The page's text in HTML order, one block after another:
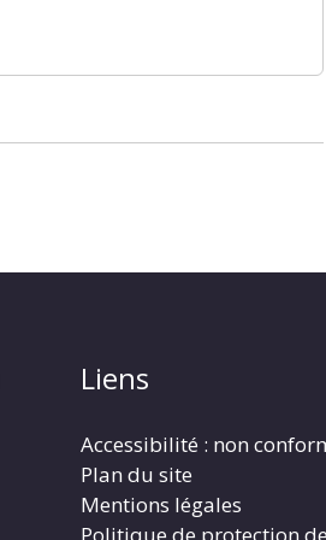
Liens
Accessibilité : non
Plan du site
Mentions légales
Politique de protection